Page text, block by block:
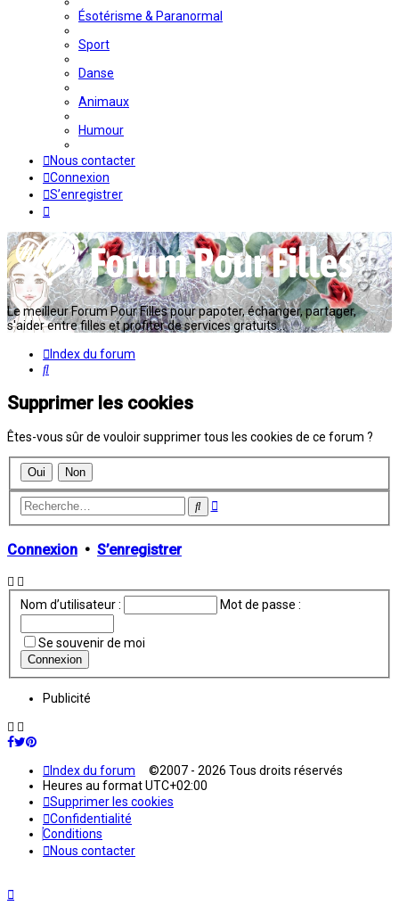
Ésotérisme & Paranormal
Sport
Danse
Animaux
Humour
Nous contacter
Connexion
S’enregistrer
Le meilleur Forum Pour Filles pour papoter, échanger, partager,
s'aider entre filles et profiter de services gratuits...
Index du forum
Rechercher
Supprimer les cookies
Êtes-vous sûr de vouloir supprimer tous les cookies de ce forum ?
Rechercher
Recherche
Connexion • S’enregistrer
Nom d’utilisateur : Mot de passe :
Se souvenir de moi
Publicité
Index du forum ©2007 - 2026 Tous droits réservés
Heures au formatUTC+02:00
Supprimer les cookies
Confidentialité
Conditions
Nous contacter